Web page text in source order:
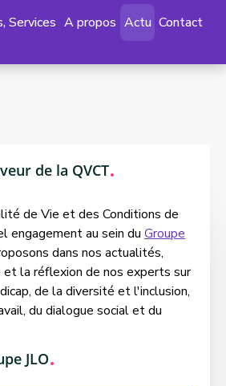
Services A propos Actu Contact
de la QVCT
de Vie et des Conditions de
engagement au sein du Groupe
dans nos actualités,
la réflexion de nos experts sur
de la diversité et l'inclusion,
du dialogue social et du
JLO